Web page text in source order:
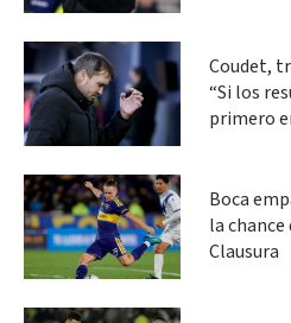
Coudet,
“Si los
primero
Boca
la chance
Clausura